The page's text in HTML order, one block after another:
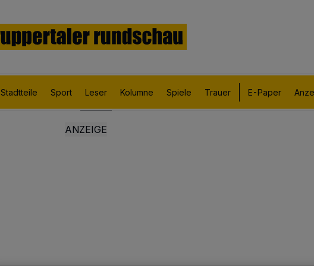
Stadtteile Sport Leser Kolumne Spiele Trauer E-Paper